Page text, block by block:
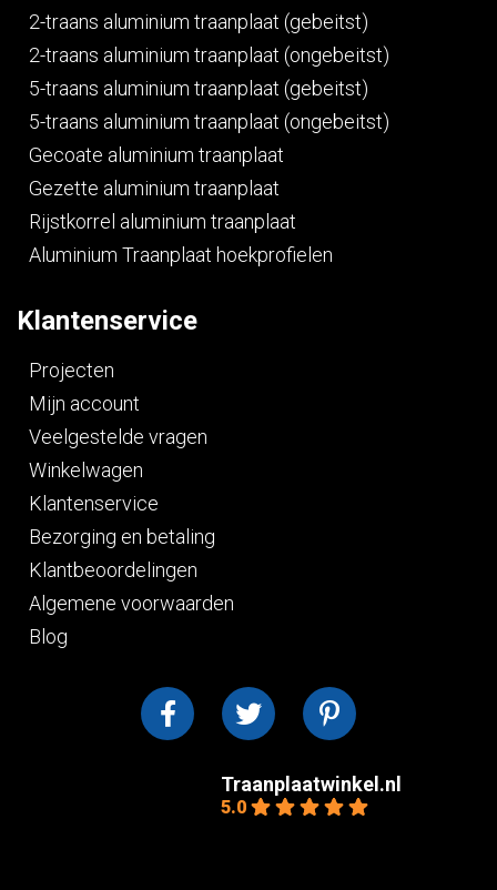
2-traans aluminium traanplaat (gebeitst)
2-traans aluminium traanplaat (ongebeitst)
5-traans aluminium traanplaat (gebeitst)
5-traans aluminium traanplaat (ongebeitst)
Gecoate aluminium traanplaat
Gezette aluminium traanplaat
Rijstkorrel aluminium traanplaat
Aluminium Traanplaat hoekprofielen
Klantenservice
Projecten
Mijn account
Veelgestelde vragen
Winkelwagen
Klantenservice
Bezorging en betaling
Klantbeoordelingen
Algemene voorwaarden
Blog
Traanplaatwinkel.nl
5.0